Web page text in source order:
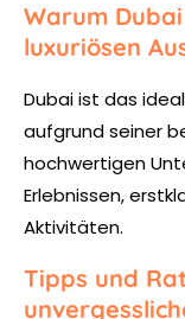
Warum
luxuriösen
Dubai ist das
aufgrund seiner
hochwertigen
Erlebnissen,
Aktivitäten.
Tipps und